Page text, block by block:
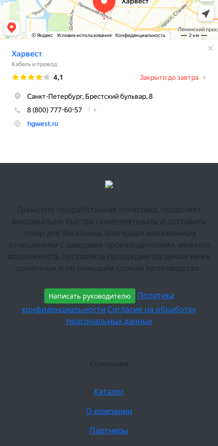
Грамотно проработанная логистика, позволяет
максимально быстро скомплектовать и доставить
товар для Заказчика. Благодаря налаженным
отношениям с заводами-производителями, имеется
возможность поставлять продукцию по ценам ниже
рыночных и по меньшим срокам производства.
Написать руководителю
Политика
конфиденциальности Согласие на обработку
персональных данных
Компания
Каталог
О компании
Партнеры